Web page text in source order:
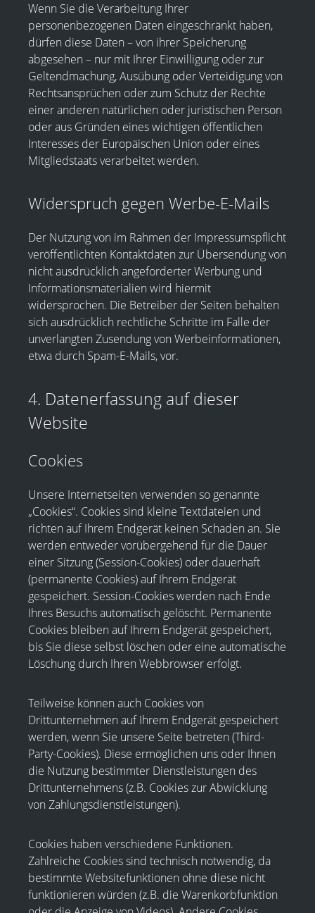
Wenn Sie die Verarbeitung Ihrer
personenbezogenen Daten eingeschränkt haben,
dürfen diese Daten – von ihrer Speicherung
abgesehen – nur mit Ihrer Einwilligung oder zur
Geltendmachung, Ausübung oder Verteidigung von
Rechtsansprüchen oder zum Schutz der Rechte
einer anderen natürlichen oder juristischen Person
oder aus Gründen eines wichtigen öffentlichen
Interesses der Europäischen Union oder eines
Mitgliedstaats verarbeitet werden.
Widerspruch gegen Werbe-E-Mails
Der Nutzung von im Rahmen der Impressumspflicht
veröffentlichten Kontaktdaten zur Übersendung von
nicht ausdrücklich angeforderter Werbung und
Informationsmaterialien wird hiermit
widersprochen. Die Betreiber der Seiten behalten
sich ausdrücklich rechtliche Schritte im Falle der
unverlangten Zusendung von Werbeinformationen,
etwa durch Spam-E-Mails, vor.
4. Datenerfassung auf dieser
Website
Cookies
Unsere Internetseiten verwenden so genannte
„Cookies“. Cookies sind kleine Textdateien und
richten auf Ihrem Endgerät keinen Schaden an. Sie
werden entweder vorübergehend für die Dauer
einer Sitzung (Session-Cookies) oder dauerhaft
(permanente Cookies) auf Ihrem Endgerät
gespeichert. Session-Cookies werden nach Ende
Ihres Besuchs automatisch gelöscht. Permanente
Cookies bleiben auf Ihrem Endgerät gespeichert,
bis Sie diese selbst löschen oder eine automatische
Löschung durch Ihren Webbrowser erfolgt.
Teilweise können auch Cookies von
Drittunternehmen auf Ihrem Endgerät gespeichert
werden, wenn Sie unsere Seite betreten (Third-
Party-Cookies). Diese ermöglichen uns oder Ihnen
die Nutzung bestimmter Dienstleistungen des
Drittunternehmens (z.B. Cookies zur Abwicklung
von Zahlungsdienstleistungen).
Cookies haben verschiedene Funktionen.
Zahlreiche Cookies sind technisch notwendig, da
bestimmte Websitefunktionen ohne diese nicht
funktionieren würden (z.B. die Warenkorbfunktion